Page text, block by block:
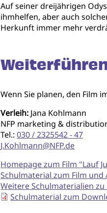
Auf seiner dreijährigen
ihmhelfen, aber auch
Herkunft immer mehr
Wenn Sie planen, den Film
Verleih: Jana Kohlmann
NFP marketing &
Tel.:030 / 2325542 - 47
J.Kohlmann@NFP.de
Homepage zum Film "Lauf
Schulmaterial zum Film
Weitere Schulmaterialien
Schulmaterial zum